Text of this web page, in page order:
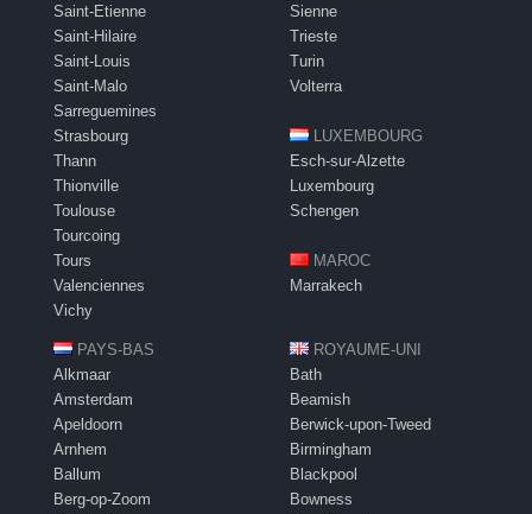
Saint-Etienne
Saint-Hilaire
Saint-Louis
Saint-Malo
Sarreguemines
Strasbourg
Thann
Thionville
Toulouse
Tourcoing
Tours
Valenciennes
Vichy
Sienne
Trieste
Turin
Volterra
LUXEMBOURG
Esch-sur-Alzette
Luxembourg
Schengen
MAROC
Marrakech
PAYS-BAS
Alkmaar
Amsterdam
Apeldoorn
Arnhem
Ballum
Berg-op-Zoom
ROYAUME-UNI
Bath
Beamish
Berwick-upon-Tweed
Birmingham
Blackpool
Bowness